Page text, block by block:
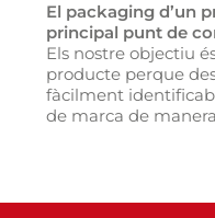
El packaging d’un
principal punt de
Els nostre objectiu
producte perque
fàcilment
de marca de